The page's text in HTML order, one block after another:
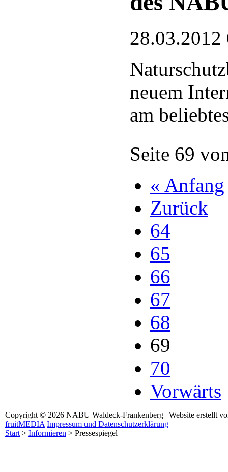
28.03.2012
neuem
am
Seite 69
« Anfang
Zurück
64
65
66
67
68
69
70
Vorwärts
Copyright © 2026 NABU Waldeck-Frankenberg | Website erstellt
fruitMEDIA Impressum und Datenschutzerklärung
Start> Informieren > Pressespiegel